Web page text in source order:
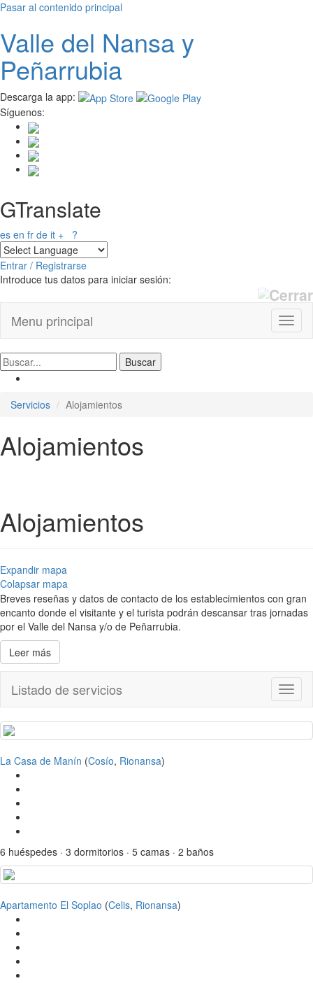
Pasar al contenido principal
Valle del Nansay
Peñarrubia
Descarga la app:
Síguenos:
GTranslate
es en fr de it + ?
Entrar / Registrarse
Introduce tus datos para iniciar sesión:
Menu principal
Servicios Alojamientos
Alojamientos
Alojamientos
Expandir mapa
Colapsar mapa
Breves reseñas y datos de contacto de los establecimientos con gran
encanto donde el visitante y el turista podrán descansar tras jornadas
por el Valle del Nansa y/o de Peñarrubia.
Leer más
Listado de servicios
La Casa de Manín (Cosío, Rionansa)
6 huéspedes · 3 dormitorios · 5 camas · 2 baños
Apartamento El Soplao (Celis, Rionansa)